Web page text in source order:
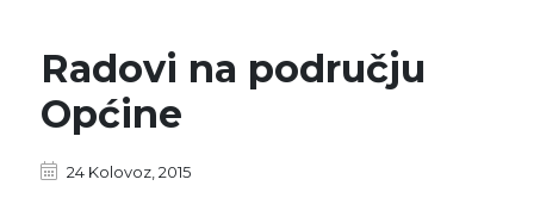
Radovi na području
Općine
24 Kolovoz, 2015